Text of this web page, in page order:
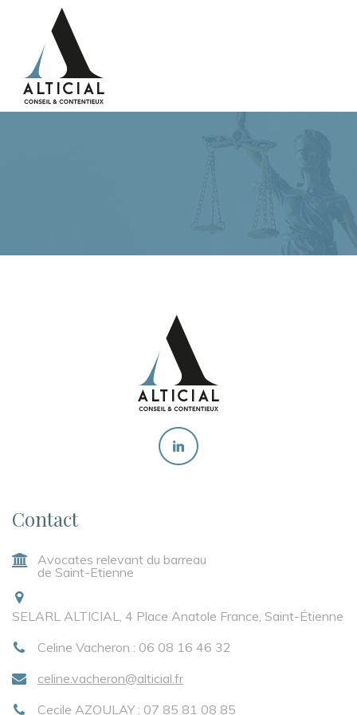
Contact
Avocates relevant du barreau
de Saint-Etienne
SELARL ALTICIAL, 4 Place Anatole France, Saint-Étienne
Celine Vacheron : 06 08 16 46 32
celine.vacheron@alticial.fr
Cecile AZOULAY : 07 85 81 08 85